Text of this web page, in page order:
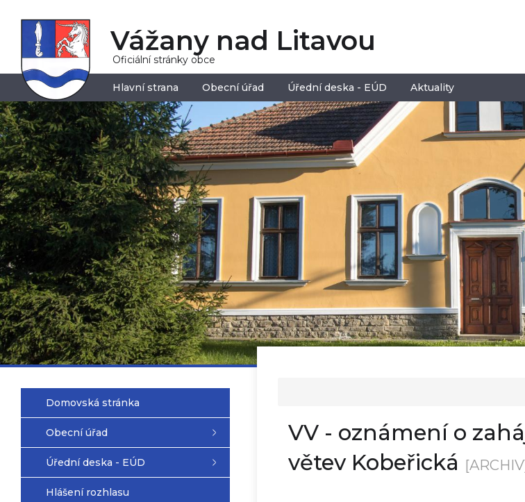
Vážany nad Litavou
Oficiální stránky obce
Hlavní strana Obecní úřad Úřední deska - EÚD Aktuality
Domovská stránka
Obecní úřad
Úřední deska - EÚD
Hlášení rozhlasu
VV - oznámení o
větev Kobeřická